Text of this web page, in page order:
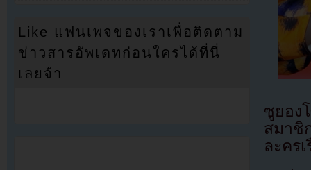
ซูยอง
สมาชิ
ละคร
Like แฟนเพจของเราเพื่อติดตาม
ข่าวสารอัพเดทก่อนใครได้ที่นี่
เลยจ้า